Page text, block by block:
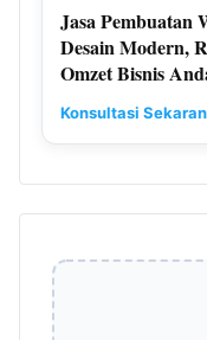
Jasa Pembuatan
Desain Modern,
Omzet Bisnis
Konsultasi